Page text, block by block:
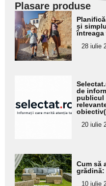
Plasare produse
Adaugă
aici textul
pentru
subtitlu
și
întreaga
28 iulie
pentru
subtitlu
de
publicul
20 iulie
Adaugă
aici textul
pentru
Cum să
grădină:
10 iulie